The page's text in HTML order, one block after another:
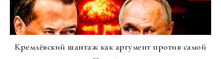
Кремлёвский шантаж как аргумент против самой